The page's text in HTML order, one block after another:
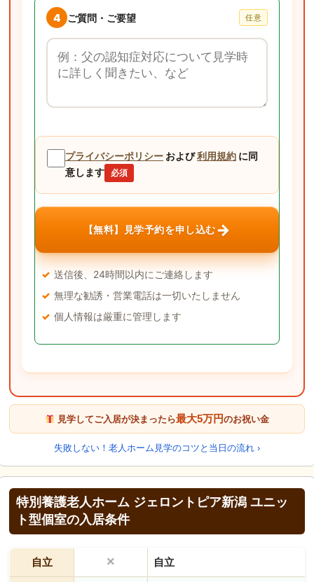
4 ご質問・ご要望 任意
ご質問・ご要望
プライバシーポリシー および利用規約 に同
意します
必須
【無料】見学予約を申し込む→
送信後、24時間以内にご連絡します
無理な勧誘・営業電話は一切いたしません
個人情報は厳重に管理します
見学してご入居が決まったら最大5万円のお祝い金
失敗しない！老人ホーム見学のコツと当日の流れ ›
特別養護老人ホーム ジェロントピア新潟 ユニッ
ト型個室の入居条件
自立 × 自立